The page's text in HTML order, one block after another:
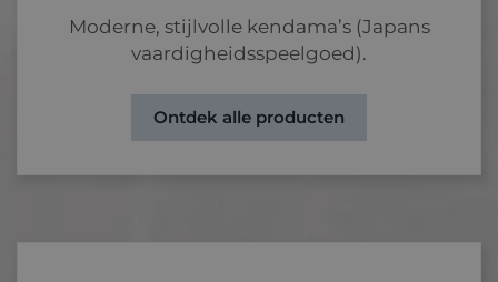
Moderne, stijlvolle kendama’s (Japans
vaardigheidsspeelgoed).
Ontdek alle producten